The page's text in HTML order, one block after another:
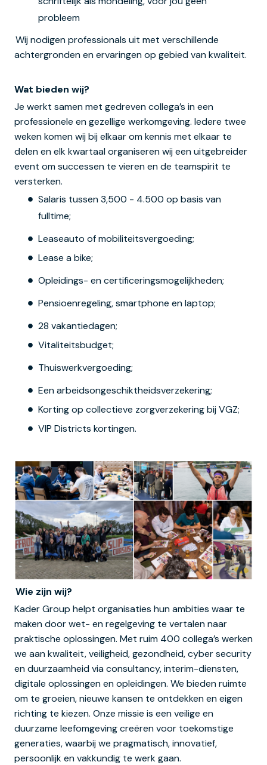
probleem
Wij nodigen professionals uit met verschillende
achtergronden en ervaringen op gebied van kwaliteit.
Wat bieden wij?
Je werkt samen met gedreven collega’s in een
professionele en gezellige werkomgeving. Iedere twee
weken komen wij bij elkaar om kennis met elkaar te
delen en elk kwartaal organiseren wij een uitgebreider
event om successen te vieren en de teamspirit te
versterken.
Salaris tussen 3,500 - 4.500 op basis van
fulltime;
Leaseauto of mobiliteitsvergoeding;
Lease a bike;
Opleidings- en certificeringsmogelijkheden;
Pensioenregeling, smartphone en laptop;
28 vakantiedagen;
Vitaliteitsbudget;
Thuiswerkvergoeding;
Een arbeidsongeschiktheidsverzekering;
Korting op collectieve zorgverzekering bij VGZ;
VIP Districts kortingen.
Wie zijn wij?
Kader Group helpt organisaties hun ambities waar te
maken door wet- en regelgeving te vertalen naar
praktische oplossingen. Met ruim 400 collega’s werken
we aan kwaliteit, veiligheid, gezondheid, cyber security
en duurzaamheid via consultancy, interim-diensten,
digitale oplossingen en opleidingen. We bieden ruimte
om te groeien, nieuwe kansen te ontdekken en eigen
richting te kiezen. Onze missie is een veilige en
duurzame leefomgeving creëren voor toekomstige
generaties, waarbij we pragmatisch, innovatief,
persoonlijk en vakkundig te werk gaan.